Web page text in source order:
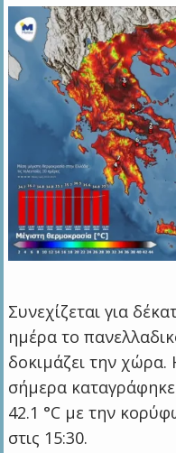
Συνεχίζεται για
ημέρα το
δοκιμάζει την
σήμερα
42.1 °C με την
στις 15:30.